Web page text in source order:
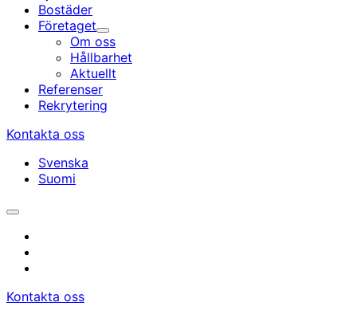
Bostäder
Företaget
Undermeny
Om oss
Hållbarhet
Aktuellt
Referenser
Rekrytering
Kontakta oss
Svenska
Suomi
Öppna/stäng
Kontakta oss